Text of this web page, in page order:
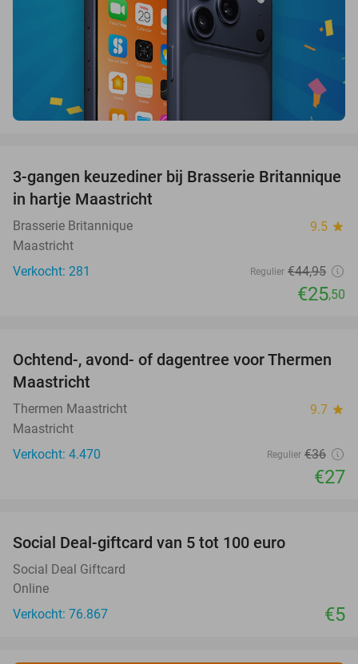
43%
3-gangen keuzediner bij Brasserie Britannique
in hartje Maastricht
Brasserie Britannique 9.5 star
Maastricht
Verkocht: 281
Regulier €44,95
€25,50
25%
Ochtend-, avond- of dagentree voor Thermen
Maastricht
Thermen Maastricht 9.7 star
Maastricht
Verkocht: 4.470
Regulier €36
€27
Social Deal-giftcard van 5 tot 100 euro
Social Deal Giftcard
Online
Verkocht: 76.867
€5